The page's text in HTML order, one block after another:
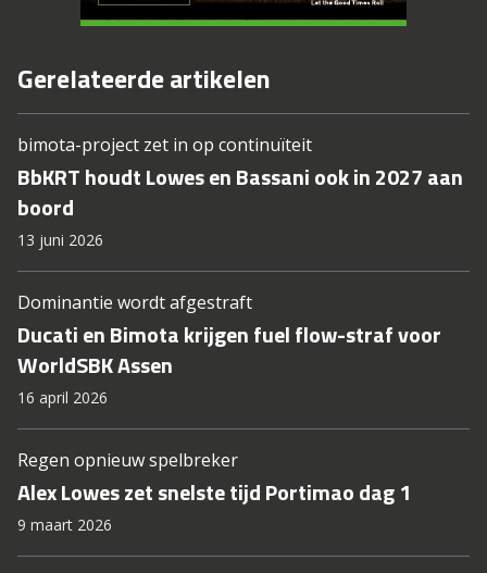
Gerelateerde artikelen
bimota-project zet in op continuïteit
BbKRT houdt Lowes en Bassani ook in 2027 aan
boord
13 juni 2026
Dominantie wordt afgestraft
Ducati en Bimota krijgen fuel flow-straf voor
WorldSBK Assen
16 april 2026
Regen opnieuw spelbreker
Alex Lowes zet snelste tijd Portimao dag 1
9 maart 2026